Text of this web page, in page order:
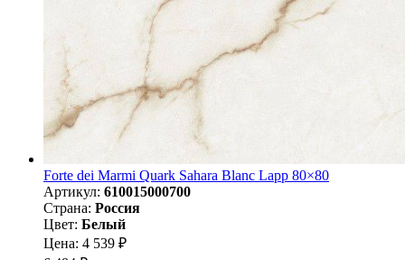
Forte dei Marmi Quark Sahara Blanc Lapp 80×80
Артикул: 610015000700
Страна: Россия
Цвет: Белый
Цена: 4 539 ₽